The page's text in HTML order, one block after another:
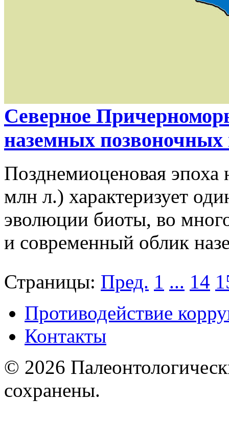
Северное
наземных позвоночных
Позднемиоценовая эпоха
млн л.) характеризует
эволюции биоты, во
и современный облик
Страницы: Пред. 1 ... 14
Противодействие
Контакты
© 2026
сохранены.